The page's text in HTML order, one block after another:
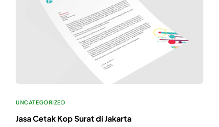
UNCATEGORIZED
Jasa Cetak Kop Surat di Jakarta